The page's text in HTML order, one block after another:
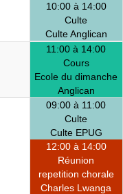
10:00 à 14:00
Culte
Culte Anglican
11:00 à 14:00
Cours
Ecole du dimanche
Anglican
09:00 à 11:00
Culte
Culte EPUG
12:00 à 14:00
Réunion
repetition chorale
Charles Lwanga